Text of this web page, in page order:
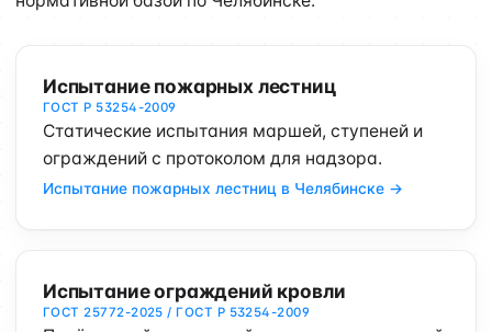
Испытание пожарных лестниц
ГОСТ Р 53254-2009
Статические испытания маршей, ступеней и
ограждений с протоколом для надзора.
Испытание пожарных лестниц в Челябинске →
Испытание ограждений кровли
ГОСТ 25772-2025 / ГОСТ Р 53254-2009